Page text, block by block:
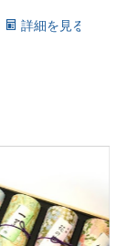
詳細を見る